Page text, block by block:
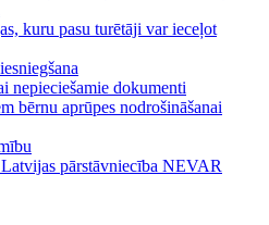
kuru pasu turētāji var ieceļot
nepieciešamie dokumenti
bērnu aprūpes nodrošināšanai
pārstāvniecība NEVAR